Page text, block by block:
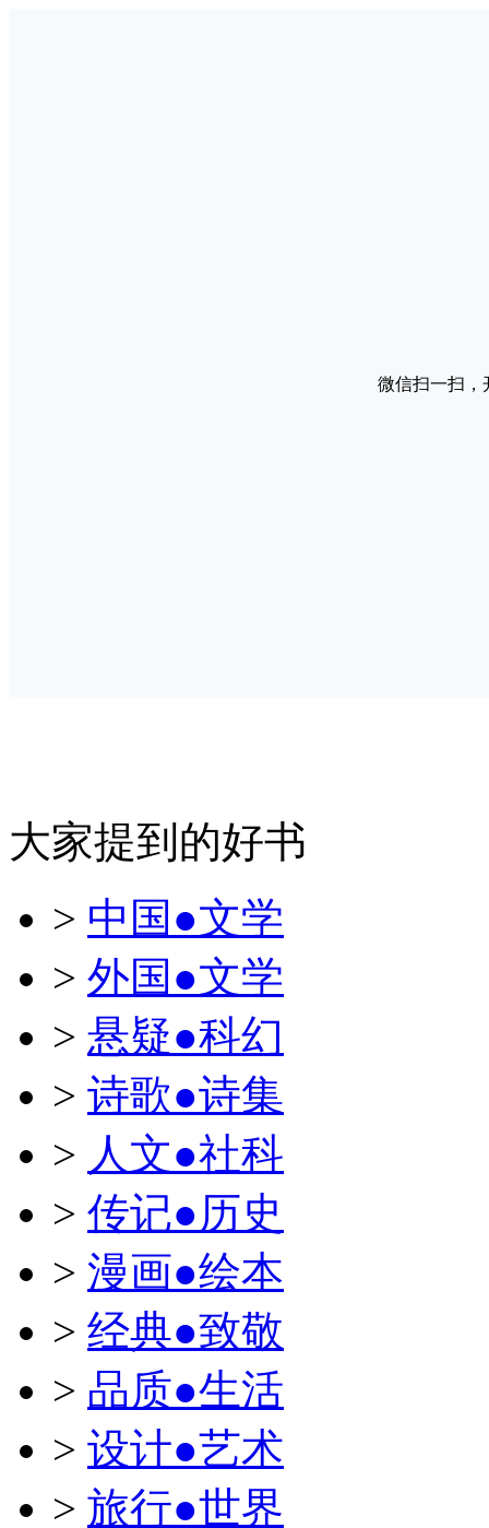
微信扫一扫，
大家提到的好书
> 中国●文学
> 外国●文学
> 悬疑●科幻
> 诗歌●诗集
> 人文●社科
> 传记●历史
> 漫画●绘本
> 经典●致敬
> 品质●生活
> 设计●艺术
> 旅行●世界